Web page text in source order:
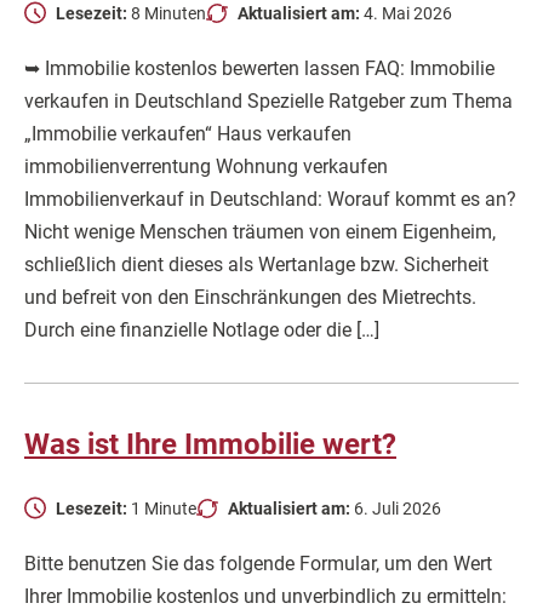
Lesezeit: 8 Minuten Aktualisiert am: 4. Mai 2026
➥ Immobilie kostenlos bewerten lassen FAQ: Immobilie
verkaufen in Deutschland Spezielle Ratgeber zum Thema
„Immobilie verkaufen“ Haus verkaufen
immobilienverrentung Wohnung verkaufen
Immobilienverkauf in Deutschland: Worauf kommt es an?
Nicht wenige Menschen träumen von einem Eigenheim,
schließlich dient dieses als Wertanlage bzw. Sicherheit
und befreit von den Einschränkungen des Mietrechts.
Durch eine finanzielle Notlage oder die […]
Was ist Ihre Immobilie wert?
Lesezeit: 1 Minute Aktualisiert am: 6. Juli 2026
Bitte benutzen Sie das folgende Formular, um den Wert
Ihrer Immobilie kostenlos und unverbindlich zu ermitteln: